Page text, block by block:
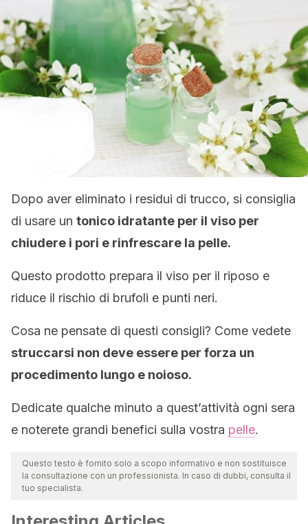
Dopo aver eliminato i residui di trucco, si consiglia
di usare un tonico idratante per il viso per
chiudere i pori e rinfrescare la pelle.
Questo prodotto prepara il viso per il riposo e
riduce il rischio di brufoli e punti neri.
Cosa ne pensate di questi consigli? Come vedete
struccarsi non deve essere per forza un
procedimento lungo e noioso.
Dedicate qualche minuto a quest’attività ogni sera
e noterete grandi benefici sulla vostra pelle.
Questo testo è fornito solo a scopo informativo e non sostituisce
la consultazione con un professionista. In caso di dubbi, consulta il
tuo specialista.